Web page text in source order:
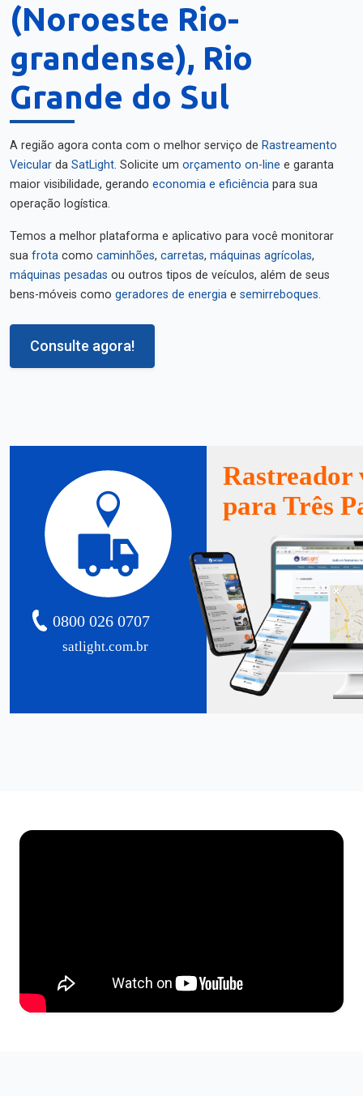
(Noroeste Rio-
grandense), Rio
Grande do Sul
A região agora conta com o melhor serviço de Rastreamento
Veicular da SatLight. Solicite um orçamento on-line e garanta
maior visibilidade, gerando economia e eficiência para sua
operação logística.
Temos a melhor plataforma e aplicativo para você monitorar
sua frota como caminhões, carretas, máquinas agrícolas,
máquinas pesadas ou outros tipos de veículos, além de seus
bens-móveis como geradores de energia e semirreboques.
Consulte agora!
satlight.com.br
0800 026 0707
Rastreador
para Três